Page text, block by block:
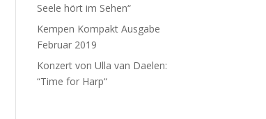
Seele hört im Sehen“
Kempen Kompakt Ausgabe
Februar 2019
Konzert von Ulla van Daelen:
“Time for Harp“